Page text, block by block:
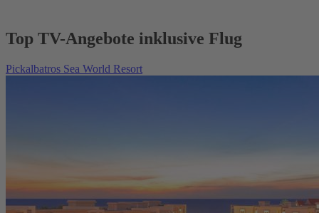
Top TV-Angebote inklusive Flug
Pickalbatros Sea World Resort